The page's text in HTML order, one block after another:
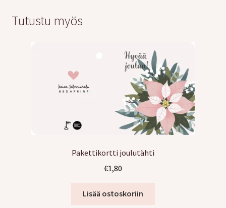
Tutustu myös
Pakettikortti joulutähti
€1,80
Lisää ostoskoriin